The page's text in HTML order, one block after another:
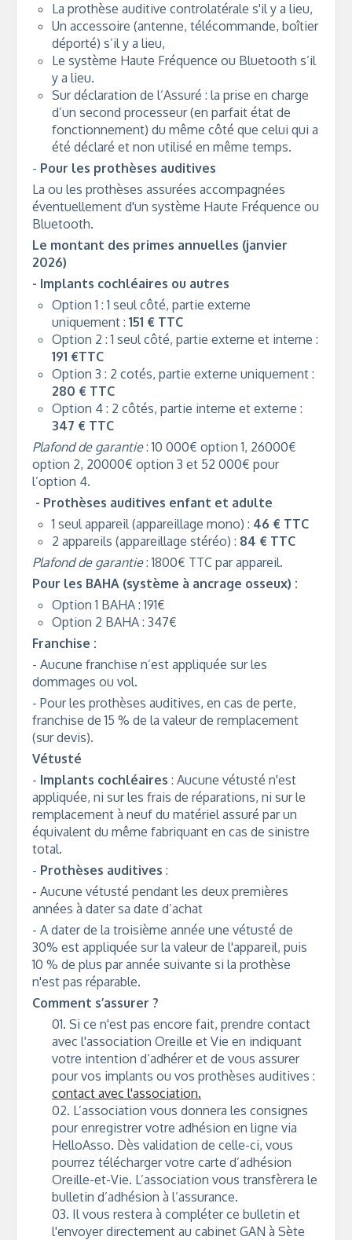
La prothèse auditive controlatérale s'il y a lieu,
Un accessoire (antenne, télécommande, boîtier
déporté) s’il y a lieu,
Le système Haute Fréquence ou Bluetooth s’il
y a lieu.
Sur déclaration de l’Assuré : la prise en charge
d’un second processeur (en parfait état de
fonctionnement) du même côté que celui qui a
été déclaré et non utilisé en même temps.
- Pour les prothèses auditives
La ou les prothèses assurées accompagnées
éventuellement d'un système Haute Fréquence ou
Bluetooth.
Le montant des primes annuelles (janvier
2026)
- Implants cochléaires ou autres
Option 1 : 1 seul côté, partie externe
uniquement : 151 € TTC
Option 2 : 1 seul côté, partie externe et interne :
191 €TTC
Option 3 : 2 cotés, partie externe uniquement :
280 € TTC
Option 4 : 2 côtés, partie interne et externe :
347 € TTC
Plafond de garantie: 10 000€ option 1, 26000€
option 2, 20000€ option 3 et 52 000€ pour
l’option 4.
- Prothèses auditives enfant et adulte
1 seul appareil (appareillage mono) : 46 € TTC
2 appareils (appareillage stéréo) : 84 € TTC
Plafond de garantie: 1800€ TTC par appareil.
Pour les BAHA (système à ancrage osseux) :
Option 1 BAHA : 191€
Option 2 BAHA : 347€
Franchise :
- Aucune franchise n’est appliquée sur les
dommages ou vol.
- Pour les prothèses auditives, en cas de perte,
franchise de 15 % de la valeur de remplacement
(sur devis).
Vétusté
- Implants cochléaires : Aucune vétusté n'est
appliquée, ni sur les frais de réparations, ni sur le
remplacement à neuf du matériel assuré par un
équivalent du même fabriquant en cas de sinistre
total.
- Prothèses auditives :
- Aucune vétusté pendant les deux premières
années à dater sa date d’achat
- A dater de la troisième année une vétusté de
30% est appliquée sur la valeur de l'appareil, puis
10 % de plus par année suivante si la prothèse
n'est pas réparable.
Comment s’assurer ?
Si ce n'est pas encore fait, prendre contact
avec l'association Oreille et Vie en indiquant
votre intention d’adhérer et de vous assurer
pour vos implants ou vos prothèses auditives :
contact avec l'association.
L’association vous donnera les consignes
pour enregistrer votre adhésion en ligne via
HelloAsso. Dès validation de celle-ci, vous
pourrez télécharger votre carte d’adhésion
Oreille-et-Vie. L’association vous transfèrera le
bulletin d’adhésion à l’assurance.
Il vous restera à compléter ce bulletin et
l'envoyer directement au cabinet GAN à Sète